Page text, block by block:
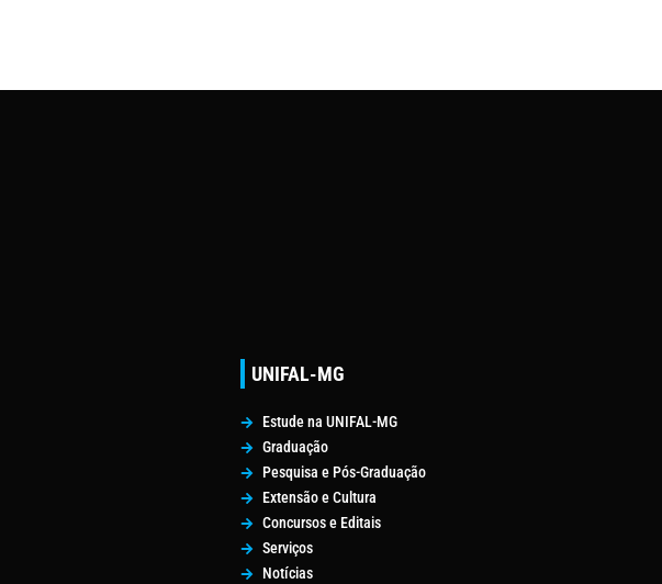
UNIFAL-MG
Estude na UNIFAL-MG
Graduação
Pesquisa e Pós-Graduação
Extensão e Cultura
Concursos e Editais
Serviços
Notícias